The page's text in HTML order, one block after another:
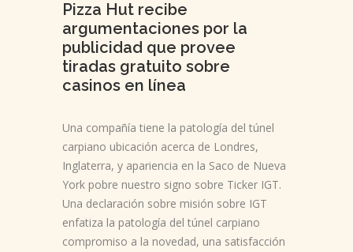
Pizza Hut recibe
argumentaciones por la
publicidad que provee
tiradas gratuito sobre
casinos en línea
Una compañía tiene la patologí­a del túnel
carpiano ubicación acerca de Londres,
Inglaterra, y apariencia en la Saco de Nueva
York pobre nuestro signo sobre Ticker IGT.
Una declaración sobre misión sobre IGT
enfatiza la patologí­a del túnel carpiano
compromiso a la novedad, una satisfacción